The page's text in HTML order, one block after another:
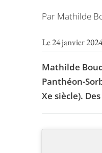
Par Mathilde
Le 24 janvier 2024
Mathilde
Panthéon-
Xe siècle).